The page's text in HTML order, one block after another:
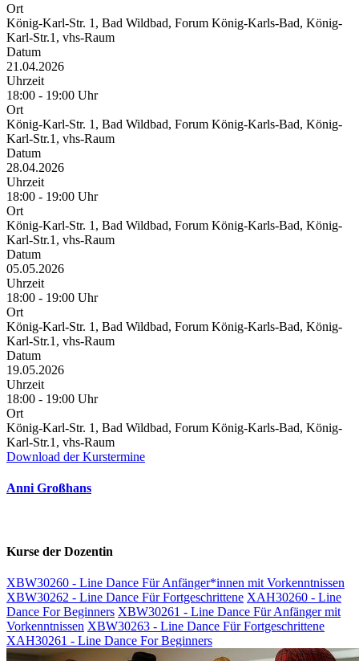
Ort
König-Karl-Str. 1, Bad Wildbad, Forum König-Karls-Bad, König-
Karl-Str.1, vhs-Raum
Datum
21.04.2026
Uhrzeit
18:00 - 19:00 Uhr
Ort
König-Karl-Str. 1, Bad Wildbad, Forum König-Karls-Bad, König-
Karl-Str.1, vhs-Raum
Datum
28.04.2026
Uhrzeit
18:00 - 19:00 Uhr
Ort
König-Karl-Str. 1, Bad Wildbad, Forum König-Karls-Bad, König-
Karl-Str.1, vhs-Raum
Datum
05.05.2026
Uhrzeit
18:00 - 19:00 Uhr
Ort
König-Karl-Str. 1, Bad Wildbad, Forum König-Karls-Bad, König-
Karl-Str.1, vhs-Raum
Datum
19.05.2026
Uhrzeit
18:00 - 19:00 Uhr
Ort
König-Karl-Str. 1, Bad Wildbad, Forum König-Karls-Bad, König-
Karl-Str.1, vhs-Raum
Download der Kurstermine
Anni Großhans
Kurse der Dozentin
XBW30260 - Line Dance Für Anfänger*innen mit Vorkenntnissen
XBW30262 - Line Dance Für Fortgeschrittene XAH30260 - Line
Dance For Beginners XBW30261 - Line Dance Für Anfänger mit
Vorkenntnissen XBW30263 - Line Dance Für Fortgeschrittene
XAH30261 - Line Dance For Beginners